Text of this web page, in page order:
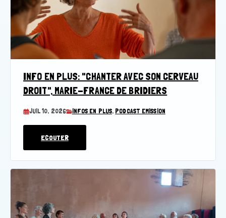
INFO EN PLUS: "CHANTER AVEC SON CERVEAU
DROIT", MARIE-FRANCE DE BRIDIERS
JUIL 10, 2026 INFOS EN PLUS, PODCAST EMISSION
ECOUTER